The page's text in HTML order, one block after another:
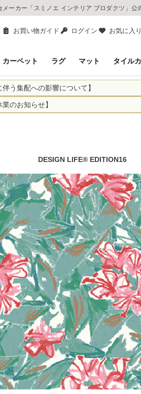
ーカー「スミノエ インテリア プロダクツ」公
お買い物ガイド ログイン お気に入り
カーペット ラグ マット タイル
伴う集配への影響について】
深く哀悼の意を表しますとともに、被災
り、現在、一部地域を発着するお荷物の
域やサービスへの影響が変更となる場合
解賜りますようお願い申し上げます。
業のお知らせ】
注文商品の出荷は2026年8月18日(火)以降
DESIGN LIFE® EDITION16